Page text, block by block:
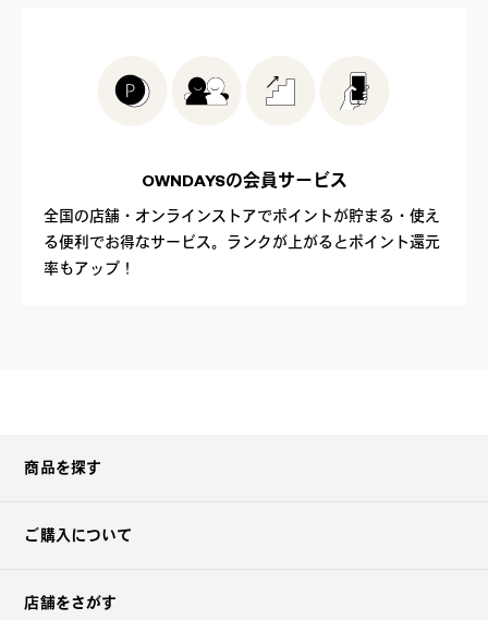
OWNDAYSの会員サービス
全国の店舗・オンラインストアでポイントが貯まる・使え
る便利でお得なサービス。ランクが上がるとポイント還元
率もアップ！
商品を探す
ご購入について
店舗をさがす